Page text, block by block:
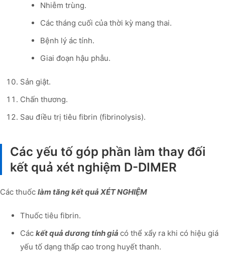
Nhiễm trùng.
Các tháng cuối của thời kỳ mang thai.
Bệnh lý ác tính.
Giai đoạn hậu phẫu.
Sản giật.
Chấn thương.
Sau điều trị tiêu fibrin (fibrinolysis).
Các yếu tố góp phần làm thay đối
kết quả xét nghiệm D-DIMER
Các thuốc làm tăng kết quả XÉT NGHIỆM
Thuốc tiêu fibrin.
Các kết quả dương tính giả có thể xẩy ra khi có hiệu giá
yếu tố dạng thấp cao trong huyết thanh.